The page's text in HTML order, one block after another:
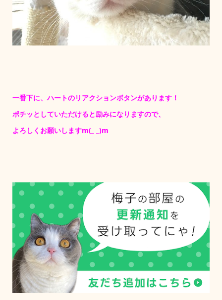
一番下に、ハートのリアクションボタンがあります！
ポチッとしていただけると励みになりますので、
よろしくお願いしますm(_ _)m